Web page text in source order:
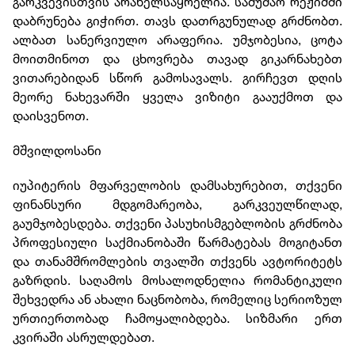
დაბრუნება გიჭირთ. თავს დათრგუნულად გრძნობთ.
ალბათ სანერვიულო არაფერია. უმჯობესია, ცოტა
მოითმინოთ და ცხოვრება თავად გიკარნახებთ
ვითარებიდან სწორ გამოსავალს. გირჩევთ დღის
მეორე ნახევარში ყველა ვიზიტი გააუქმოთ და
დაისვენოთ.
მშვილდოსანი
იუპიტერის მფარველობის დამსახურებით, თქვენი
ფინანსური მდგომარეობა, გარკვეულწილად,
გაუმჯობესდება. თქვენი პასუხისმგებლობის გრძნობა
პროფესიული საქმიანობაში წარმატებას მოგიტანთ
და თანამშრომლების თვალში თქვენს ავტორიტეტს
გაზრდის. საღამოს მოსალოდნელია რომანტიკული
შეხვედრა ან ახალი ნაცნობობა, რომელიც სერიოზულ
ურთიერთობად ჩამოყალიბდება. სიზმარი ერთ
კვირაში ასრულდებათ.